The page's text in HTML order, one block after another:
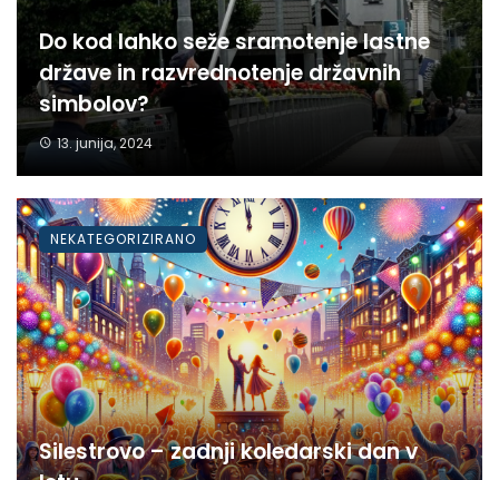
Do kod lahko seže sramotenje lastne
države in razvrednotenje državnih
simbolov?
13. junija, 2024
Silestrovo – zadnji koledarski dan v
NEKATEGORIZIRANO